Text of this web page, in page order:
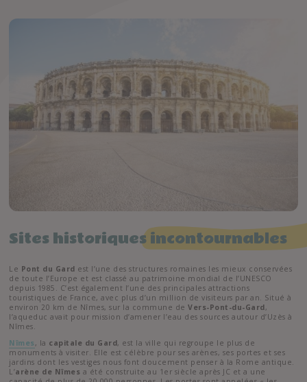
Sites historiquesincontournables
Le Pont du Gard est l’une des structures romaines les mieux conservées
de toute l’Europe et est classé au patrimoine mondial de l’UNESCO
depuis 1985. C’est également l’une des principales attractions
touristiques de France, avec plus d’un million de visiteurs par an. Situé à
environ 20 km de Nîmes, sur la commune deVers-Pont-du-Gard,
l’aqueduc avait pour mission d’amener l’eau des sources autour d’Uzès à
Nîmes.
Nîmes , la capitale du Gard, est la ville qui regroupe le plus de
monuments à visiter. Elle est célèbre pour ses arènes, ses portes et ses
jardins dont les vestiges nous font doucement penser à la Rome antique.
L’arène de Nîmes a été construite au 1er siècle après JC et a une